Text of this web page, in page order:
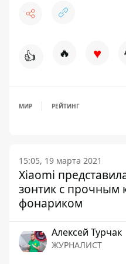
👍 🔥 ♥
МИР РЕЙТИНГ
15:05, 19 марта 2021
Xiaomi
зонтик с прочным
фонариком
Алексей Турчак
ЖУРНАЛИСТ